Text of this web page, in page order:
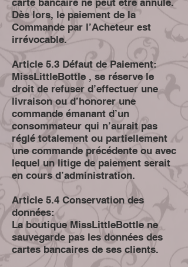
Dès lors, le paiement de la
Commande par l’Acheteur est
irrévocable.
Article 5.3 Défaut de Paiement:
MissLittleBottle , se réserve le
droit de refuser d’effectuer une
livraison ou d’honorer une
commande émanant d’un
consommateur qui n’aurait pas
réglé totalement ou partiellement
une commande précédente ou avec
lequel un litige de paiement serait
en cours d’administration.
Article 5.4 Conservation des
données:
La boutique MissLittleBottle ne
sauvegarde pas les données des
cartes bancaires de ses clients.